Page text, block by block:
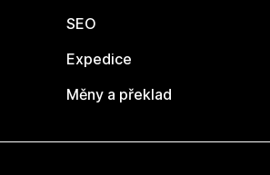
SEO
Expedice
Měny a překlad